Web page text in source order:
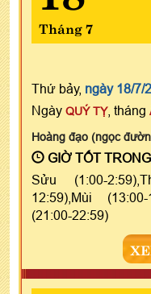
Tháng 7
Thứ bảy, ngày 18/7/
Ngày QUÝ TỴ, tháng
Hoàng đạo (ngọc
GIỜ TỐT
Sửu (1:00-
12:59),Mùi (13:00-
(21:00-22:59)